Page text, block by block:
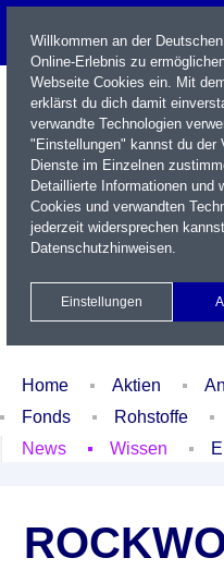
Name / WKN / ISIN / Kürzel
Xetra Realtime
Watchlist
Home Aktien
Fonds
Rohstoffe
News
Wissen
Willkommen an der
Online-Erlebnis zu
Webseite Cookies ein. Mit
erklärst du dich damit
verwandte Technologien
"Einstellungen" kannst du der
Dienste im Einzelnen
Detaillierte Informationen und
Cookies und verwandten
jederzeit widersprechen
Datenschutzhinweisen.
Einstellungen